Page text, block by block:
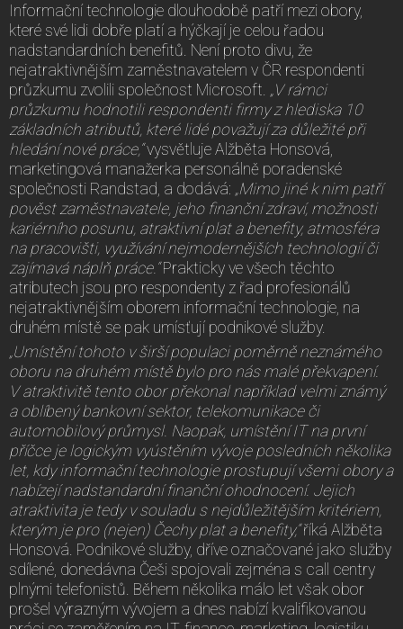
Informační technologie dlouhodobě patří mezi obory,
které své lidi dobře platí a hýčkají je celou řadou
nadstandardních benefitů. Není proto divu, že
nejatraktivnějším zaměstnavatelem v ČR respondenti
průzkumu zvolili společnost Microsoft. „V rámci
průzkumu hodnotili respondenti firmy z hlediska 10
základních atributů, které lidé považují za důležité při
hledání nové práce,“vysvětluje Alžběta Honsová,
marketingová manažerka personálně poradenské
společnosti Randstad, a dodává: „Mimo jiné k nim patří
pověst zaměstnavatele, jeho finanční zdraví, možnosti
kariérního posunu, atraktivní plat a benefity, atmosféra
na pracovišti, využívání nejmodernějších technologií či
zajímavá náplň práce.“Prakticky ve všech těchto
atributech jsou pro respondenty z řad profesionálů
nejatraktivnějším oborem informační technologie, na
druhém místě se pak umísťují podnikové služby.
„Umístění tohoto v širší populaci poměrně neznámého
oboru na druhém místě bylo pro nás malé překvapení.
V atraktivitě tento obor překonal například velmi známý
a oblíbený bankovní sektor, telekomunikace či
automobilový průmysl. Naopak, umístění IT na první
příčce je logickým vyústěním vývoje posledních několika
let, kdy informační technologie prostupují všemi obory a
nabízejí nadstandardní finanční ohodnocení. Jejich
atraktivita je tedy v souladu s nejdůležitějším kritériem,
kterým je pro (nejen) Čechy plat a benefity,“říká Alžběta
Honsová. Podnikové služby, dříve označované jako služby
sdílené, donedávna Češi spojovali zejména s call centry
plnými telefonistů. Během několika málo let však obor
prošel výrazným vývojem a dnes nabízí kvalifikovanou